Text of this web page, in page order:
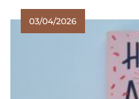
03/04/2026